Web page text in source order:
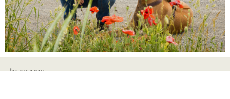
Impressum